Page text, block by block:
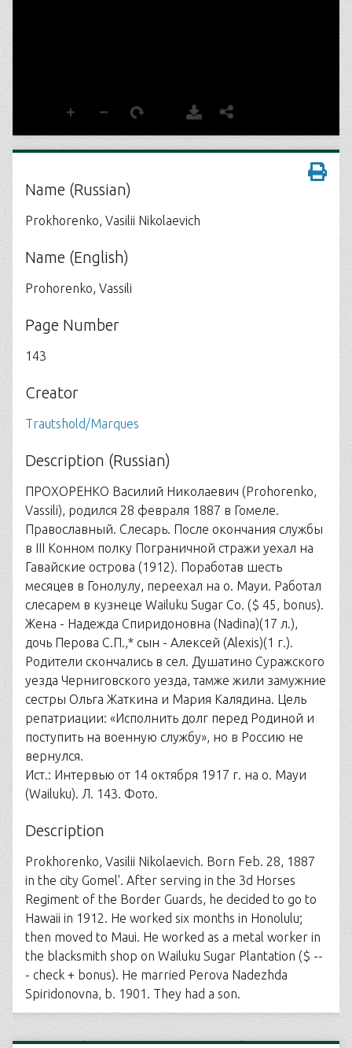
Name (Russian)
Prokhorenko, Vasilii Nikolaevich
Name (English)
Prohorenko, Vassili
Page Number
143
Creator
Trautshold/Marques
Description (Russian)
ПРОХОРЕНКО Василий Николаевич (Prohorenko,
Vassili), родился 28 февраля 1887 в Гомеле.
Православный. Слесарь. После окончания службы
в III Конном полку Пограничной стражи уехал на
Гавайские острова (1912). Поработав шесть
месяцев в Гонолулу, переехал на о. Мауи. Работал
слесарем в кузнеце Wailuku Sugar Co. ($ 45, bonus).
Жена - Надежда Спиридоновна (Nadina)(17 л.),
дочь Перова С.П.,* сын - Алексей (Alexis)(1 г.).
Родители скончались в сел. Душатино Суражского
уезда Черниговского уезда, тамже жили замужние
сестры Ольга Жаткина и Мария Калядина. Цель
репатриации: «Исполнить долг перед Родиной и
поступить на военную службу», но в Россию не
вернулся.
Ист.: Интервью от 14 октября 1917 г. на о. Мауи
(Wailuku). Л. 143. Фото.
Description
Prokhorenko, Vasilii Nikolaevich. Born Feb. 28, 1887
in the city Gomel'. After serving in the 3d Horses
Regiment of the Border Guards, he decided to go to
Hawaii in 1912. He worked six months in Honolulu;
then moved to Maui. He worked as a metal worker in
the blacksmith shop on Wailuku Sugar Plantation ($ --
- check + bonus). He married Perova Nadezhda
Spiridonovna, b. 1901. They had a son.